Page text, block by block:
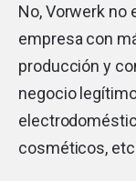
No, Vorwerk no
empresa con
producción y
negocio
cosméticos,